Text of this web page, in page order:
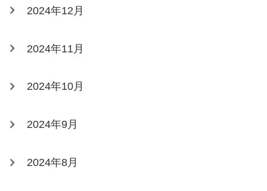
2024年12月
2024年11月
2024年10月
2024年9月
2024年8月